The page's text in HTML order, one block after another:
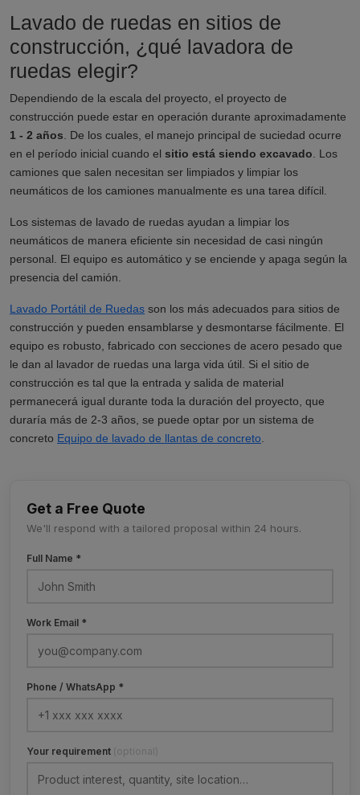
Lavado de ruedas en sitios de
construcción, ¿qué lavadora de
ruedas elegir?
Dependiendo de la escala del proyecto, el proyecto de
construcción puede estar en operación durante aproximadamente
1 - 2 años. De los cuales, el manejo principal de suciedad ocurre
en el período inicial cuando el sitio está siendo excavado. Los
camiones que salen necesitan ser limpiados y limpiar los
neumáticos de los camiones manualmente es una tarea difícil.
Los sistemas de lavado de ruedas ayudan a limpiar los
neumáticos de manera eficiente sin necesidad de casi ningún
personal. El equipo es automático y se enciende y apaga según la
presencia del camión.
Lavado Portátil de Ruedas son los más adecuados para sitios de
construcción y pueden ensamblarse y desmontarse fácilmente. El
equipo es robusto, fabricado con secciones de acero pesado que
le dan al lavador de ruedas una larga vida útil. Si el sitio de
construcción es tal que la entrada y salida de material
permanecerá igual durante toda la duración del proyecto, que
duraría más de 2-3 años, se puede optar por un sistema de
concreto Equipo de lavado de llantas de concreto.
Get a Free Quote
We'll respond with a tailored proposal within 24 hours.
Full Name *
Work Email *
Phone / WhatsApp *
Your requirement (optional)